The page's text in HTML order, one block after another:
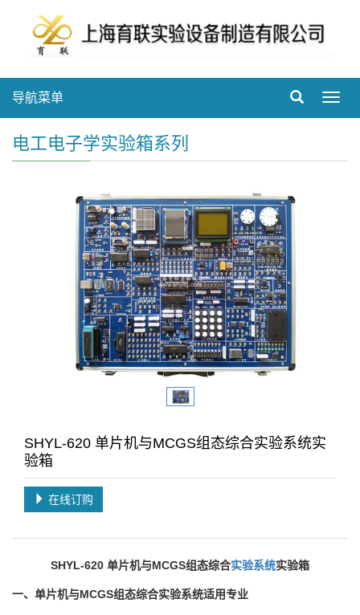
导航菜单
电工电子学实验箱系列
SHYL-620 单片机与MCGS组态综合实验系统实
验箱
在线订购
SHYL-620 单片机与MCGS组态综合实验系统实验箱
一、 单片机与MCGS组态综合实验系统适用专业